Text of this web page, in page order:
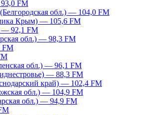
FM
обл.) — 104,0 FM
Крым) — 105,6 FM
— 92,1 FM
обл.) — 98,3 FM
FM
обл.) — 96,1 FM
— 88,3 FM
край) — 102,4 FM
обл.) — 104,9 FM
обл.) — 94,9 FM